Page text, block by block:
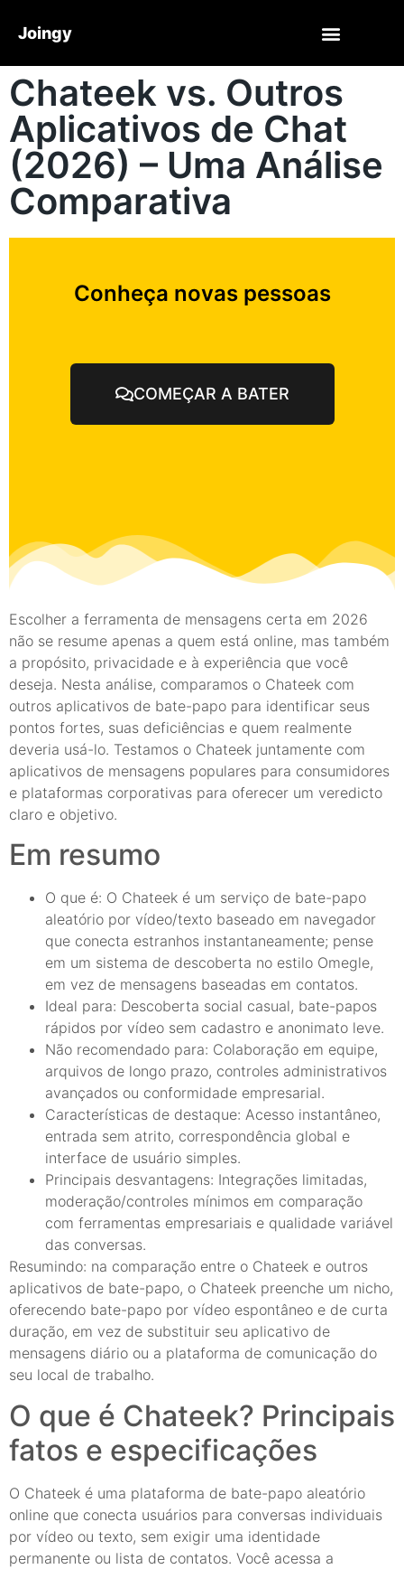
Joingy
Chateek vs. Outros
Aplicativos de Chat
(2026) – Uma Análise
Comparativa
Conheça novas pessoas
COMEÇAR A BATER
Escolher a ferramenta de mensagens certa em 2026
não se resume apenas a quem está online, mas também
a propósito, privacidade e à experiência que você
deseja. Nesta análise, comparamos o Chateek com
outros aplicativos de bate-papo para identificar seus
pontos fortes, suas deficiências e quem realmente
deveria usá-lo. Testamos o Chateek juntamente com
aplicativos de mensagens populares para consumidores
e plataformas corporativas para oferecer um veredicto
claro e objetivo.
Em resumo
O que é: O Chateek é um serviço de bate-papo
aleatório por vídeo/texto baseado em navegador
que conecta estranhos instantaneamente; pense
em um sistema de descoberta no estilo Omegle,
em vez de mensagens baseadas em contatos.
Ideal para: Descoberta social casual, bate-papos
rápidos por vídeo sem cadastro e anonimato leve.
Não recomendado para: Colaboração em equipe,
arquivos de longo prazo, controles administrativos
avançados ou conformidade empresarial.
Características de destaque: Acesso instantâneo,
entrada sem atrito, correspondência global e
interface de usuário simples.
Principais desvantagens: Integrações limitadas,
moderação/controles mínimos em comparação
com ferramentas empresariais e qualidade variável
das conversas.
Resumindo: na comparação entre o Chateek e outros
aplicativos de bate-papo, o Chateek preenche um nicho,
oferecendo bate-papo por vídeo espontâneo e de curta
duração, em vez de substituir seu aplicativo de
mensagens diário ou a plataforma de comunicação do
seu local de trabalho.
O que é Chateek? Principais
fatos e especificações
O Chateek é uma plataforma de bate-papo aleatório
online que conecta usuários para conversas individuais
por vídeo ou texto, sem exigir uma identidade
permanente ou lista de contatos. Você acessa a